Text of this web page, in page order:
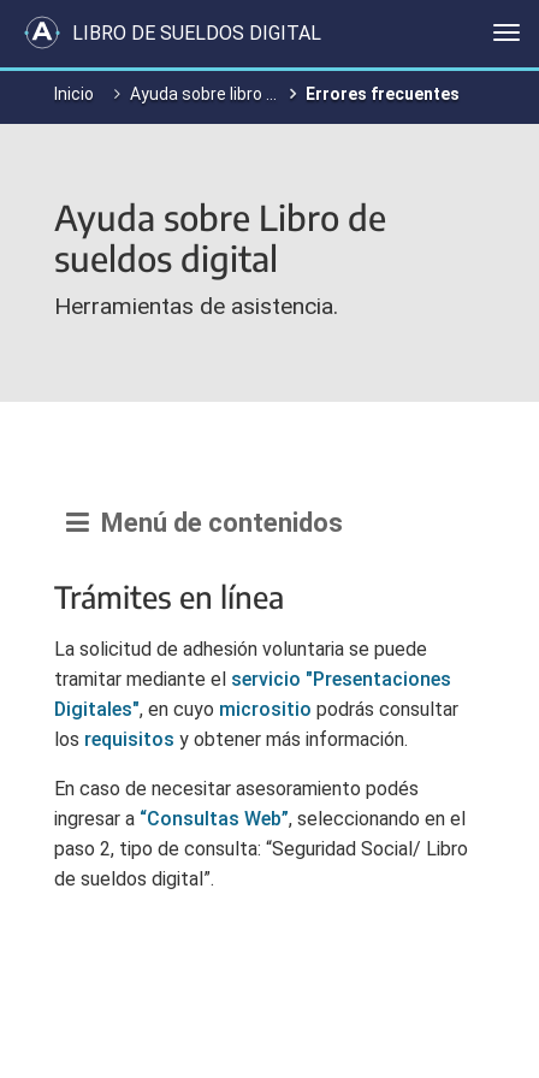
LIBRO DE SUELDOS DIGITAL
Inicio Ayuda sobre libro de sueldo digital Errores frecuentes
Ayuda sobre Libro de
sueldos digital
Herramientas de asistencia.
Menú de contenidos
Trámites en línea
La solicitud de adhesión voluntaria se puede
tramitar mediante el servicio "Presentaciones
Digitales", en cuyo micrositio podrás consultar
los requisitos y obtener más información.
En caso de necesitar asesoramiento podés
ingresar a “Consultas Web”, seleccionando en el
paso 2, tipo de consulta: “Seguridad Social/ Libro
de sueldos digital”.